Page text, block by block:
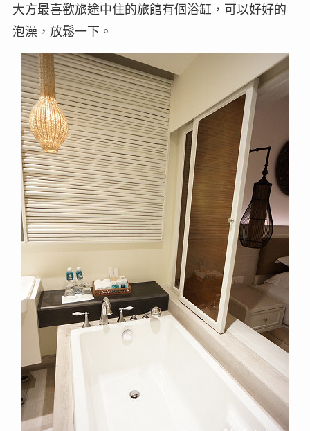
大方最喜歡旅途中住的旅館有個浴缸，可以好好的
泡澡，放鬆一下。